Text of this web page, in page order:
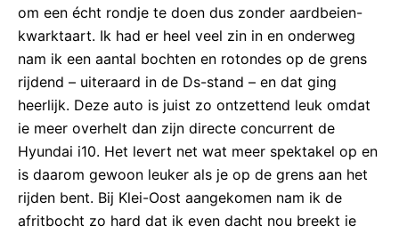
om een écht rondje te doen dus zonder aardbeien-
kwarktaart. Ik had er heel veel zin in en onderweg
nam ik een aantal bochten en rotondes op de grens
rijdend – uiteraard in de Ds-stand – en dat ging
heerlijk. Deze auto is juist zo ontzettend leuk omdat
ie meer overhelt dan zijn directe concurrent de
Hyundai i10. Het levert net wat meer spektakel op en
is daarom gewoon leuker als je op de grens aan het
rijden bent. Bij Klei-Oost aangekomen nam ik de
afritbocht zo hard dat ik even dacht nou breekt ie